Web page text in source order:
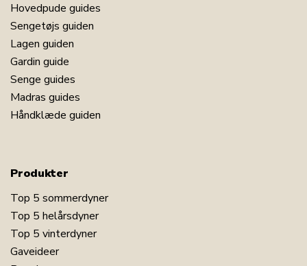
Hovedpude guides
Sengetøjs guiden
Lagen guiden
Gardin guide
Senge guides
Madras guides
Håndklæde guiden
Produkter
Top 5 sommerdyner
Top 5 helårsdyner
Top 5 vinterdyner
Gaveideer